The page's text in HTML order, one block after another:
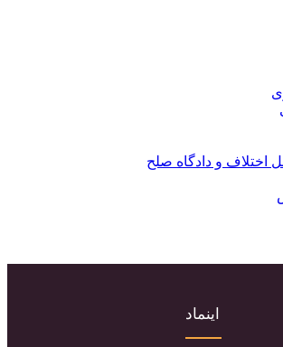
اختلاف و دادگاه صلح
اینماد